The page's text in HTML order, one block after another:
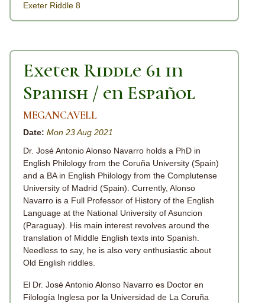
Exeter Riddle 8
Exeter Riddle 61 in
Spanish / en Español
MEGANCAVELL
Date: Mon 23 Aug 2021
Dr. José Antonio Alonso Navarro holds a PhD in
English Philology from the Coruña University (Spain)
and a BA in English Philology from the Complutense
University of Madrid (Spain). Currently, Alonso
Navarro is a Full Professor of History of the English
Language at the National University of Asuncion
(Paraguay). His main interest revolves around the
translation of Middle English texts into Spanish.
Needless to say, he is also very enthusiastic about
Old English riddles.
El Dr. José Antonio Alonso Navarro es Doctor en
Filología Inglesa por la Universidad de La Coruña